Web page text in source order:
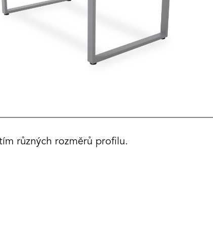
různých rozměrů profilu.